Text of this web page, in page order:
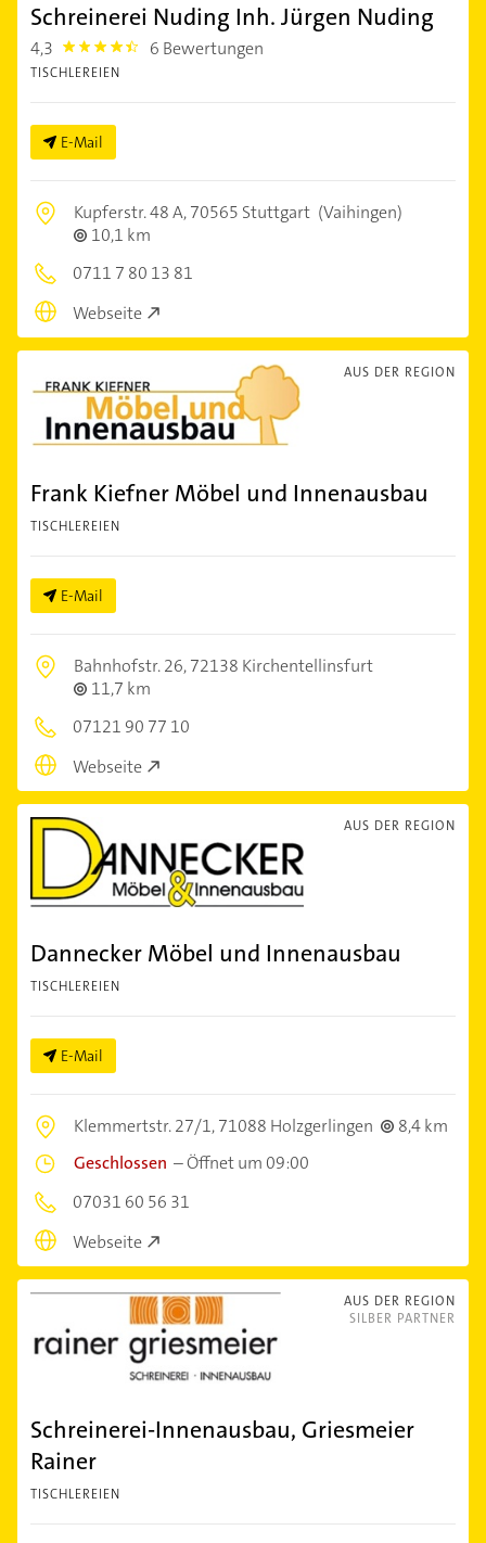
Schreinerei Nuding Inh. Jürgen Nuding
4,3 4.3 6 Bewertungen
TISCHLEREIEN
E-Mail
Kupferstr. 48 A,70565 Stuttgart (Vaihingen)
10,1 km
0711 7 80 13 81
Webseite
AUS DER REGION
Frank Kiefner Möbel und Innenausbau
TISCHLEREIEN
E-Mail
Bahnhofstr. 26,72138 Kirchentellinsfurt
11,7 km
07121 90 77 10
Webseite
AUS DER REGION
Dannecker Möbel und Innenausbau
TISCHLEREIEN
E-Mail
Klemmertstr. 27/1,71088 Holzgerlingen
8,4 km
Geschlossen –Öffnet um 09:00
07031 60 56 31
Webseite
AUS DER REGION
SILBER PARTNER
Schreinerei-Innenausbau, Griesmeier
Rainer
TISCHLEREIEN